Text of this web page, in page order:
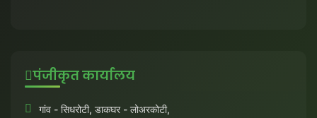
पंजीकृत कार्यालय
गांव - सिधरोटी, डाकघर - लोअरकोटी,